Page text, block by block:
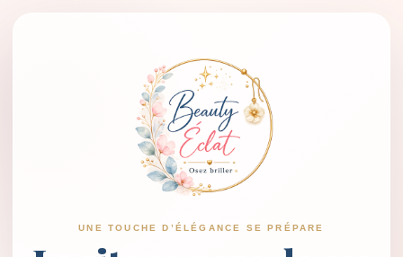
UNE TOUCHE D’ÉLÉGANCE SE PRÉPARE